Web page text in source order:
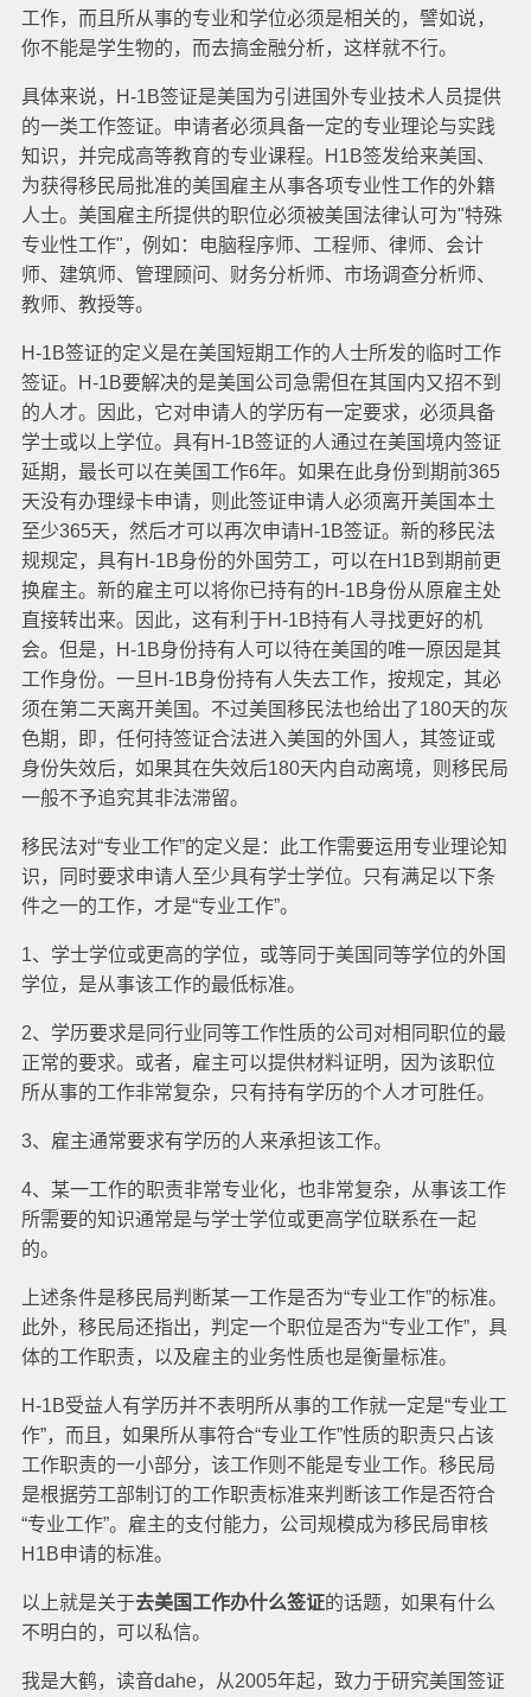
工作，而且所从事的专业和学位必须是相关的，譬如说，
你不能是学生物的，而去搞金融分析，这样就不行。
具体来说，H-1B签证是美国为引进国外专业技术人员提供
的一类工作签证。申请者必须具备一定的专业理论与实践
知识，并完成高等教育的专业课程。H1B签发给来美国、
为获得移民局批准的美国雇主从事各项专业性工作的外籍
人士。美国雇主所提供的职位必须被美国法律认可为"特殊
专业性工作"，例如：电脑程序师、工程师、律师、会计
师、建筑师、管理顾问、财务分析师、市场调查分析师、
教师、教授等。
H-1B签证的定义是在美国短期工作的人士所发的临时工作
签证。H-1B要解决的是美国公司急需但在其国内又招不到
的人才。因此，它对申请人的学历有一定要求，必须具备
学士或以上学位。具有H-1B签证的人通过在美国境内签证
延期，最长可以在美国工作6年。如果在此身份到期前365
天没有办理绿卡申请，则此签证申请人必须离开美国本土
至少365天，然后才可以再次申请H-1B签证。新的移民法
规规定，具有H-1B身份的外国劳工，可以在H1B到期前更
换雇主。新的雇主可以将你已持有的H-1B身份从原雇主处
直接转出来。因此，这有利于H-1B持有人寻找更好的机
会。但是，H-1B身份持有人可以待在美国的唯一原因是其
工作身份。一旦H-1B身份持有人失去工作，按规定，其必
须在第二天离开美国。不过美国移民法也给出了180天的灰
色期，即，任何持签证合法进入美国的外国人，其签证或
身份失效后，如果其在失效后180天内自动离境，则移民局
一般不予追究其非法滞留。
移民法对“专业工作”的定义是：此工作需要运用专业理论知
识，同时要求申请人至少具有学士学位。只有满足以下条
件之一的工作，才是“专业工作”。
1、学士学位或更高的学位，或等同于美国同等学位的外国
学位，是从事该工作的最低标准。
2、学历要求是同行业同等工作性质的公司对相同职位的最
正常的要求。或者，雇主可以提供材料证明，因为该职位
所从事的工作非常复杂，只有持有学历的个人才可胜任。
3、雇主通常要求有学历的人来承担该工作。
4、某一工作的职责非常专业化，也非常复杂，从事该工作
所需要的知识通常是与学士学位或更高学位联系在一起
的。
上述条件是移民局判断某一工作是否为“专业工作”的标准。
此外，移民局还指出，判定一个职位是否为“专业工作”，具
体的工作职责，以及雇主的业务性质也是衡量标准。
H-1B受益人有学历并不表明所从事的工作就一定是“专业工
作”，而且，如果所从事符合“专业工作”性质的职责只占该
工作职责的一小部分，该工作则不能是专业工作。移民局
是根据劳工部制订的工作职责标准来判断该工作是否符合
“专业工作”。雇主的支付能力，公司规模成为移民局审核
H1B申请的标准。
以上就是关于去美国工作办什么签证的话题，如果有什么
不明白的，可以私信。
我是大鹤，读音dahe，从2005年起，致力于研究美国签证